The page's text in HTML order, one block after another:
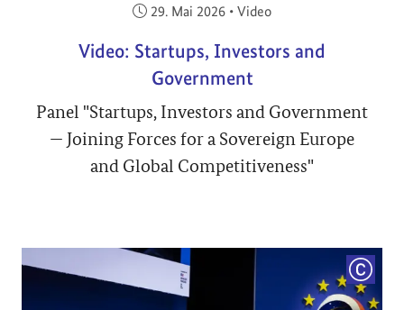
Veröffentlicht am:
29. Mai 2026 • Video
Video: Startups, Investors and
Government
Panel "Startups, Investors and Government
— Joining Forces for a Sovereign Europe
and Global Competitiveness"